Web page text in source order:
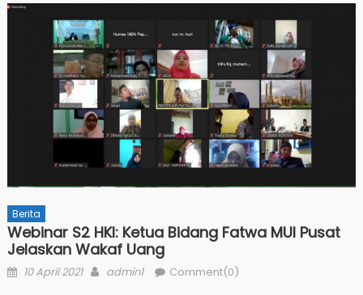
Berita
Webinar S2 HKI: Ketua Bidang Fatwa MUI Pusat
Jelaskan Wakaf Uang
Posted
10 April 2021 Author
admin1 Comment(0)